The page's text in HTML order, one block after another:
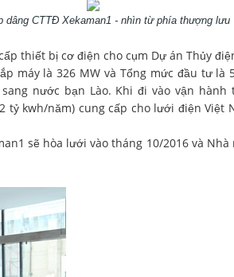
dâng CTTĐ Xekaman1 - nhìn từ phía thượng lưu
thiết bị cơ điện cho cụm Dự án Thủy
máy là 326 MW và Tổng mức đầu tư
nước bạn Lào. Khi đi vào vận
tỷ kwh/năm) cung cấp cho lưới điện Việt
sẽ hòa lưới vào tháng 10/2016 và